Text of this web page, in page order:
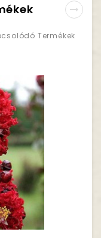
Termékek